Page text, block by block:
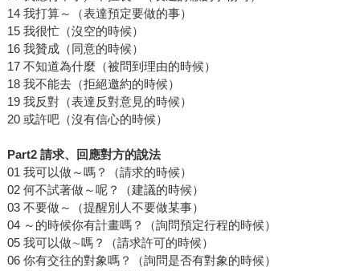
14 我打算～（表達預定要做的事）
15 我很忙（沒空的時候）
16 我贊成（同意的時候）
17 不知道為什麼（被問到理由的時候）
18 我不能去（拒絕邀約的時候）
19 我反對（表達反對意見的時候）
20 或許吧（沒有信心的時候）
Part2 請求、回應對方的說法
01 我可以做～嗎？（請求的時候）
02 何不試著做～呢？（建議的時候）
03 不要做～（提醒別人不要做某事）
04 ～的時候你有計畫嗎？（詢問預定行程的時候）
05 我可以做∼嗎？（請求許可的時候）
06 你有交往的對象嗎？（詢問是否有對象的時候）